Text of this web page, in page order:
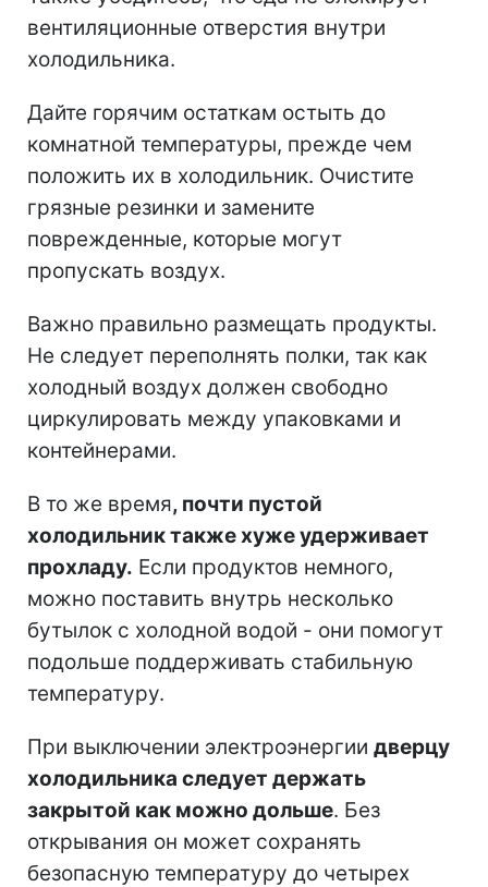
вентиляционные отверстия внутри
холодильника.
Дайте горячим остаткам остыть до
комнатной температуры, прежде чем
положить их в холодильник. Очистите
грязные резинки и замените
поврежденные, которые могут
пропускать воздух.
Важно правильно размещать продукты.
Не следует переполнять полки, так как
холодный воздух должен свободно
циркулировать между упаковками и
контейнерами.
В то же время, почти пустой
холодильник также хуже удерживает
прохладу. Если продуктов немного,
можно поставить внутрь несколько
бутылок с холодной водой - они помогут
подольше поддерживать стабильную
температуру.
При выключении электроэнергии дверцу
холодильника следует держать
закрытой как можно дольше. Без
открывания он может сохранять
безопасную температуру до четырех